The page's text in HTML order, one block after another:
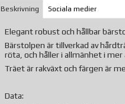
Beskrivning Sociala medier
Elegant robust och hållbar
Bärstolpen är tillverkad av
röta, och håller i allmänhet i
Träet är rakväxt och färgen är
Data: